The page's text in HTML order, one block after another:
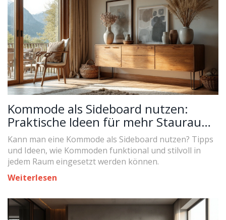
Kommode als Sideboard nutzen:
Praktische Ideen für mehr Stauraum
und Stil
Kann man eine Kommode als Sideboard nutzen? Tipps
und Ideen, wie Kommoden funktional und stilvoll in
jedem Raum eingesetzt werden können.
Weiterlesen